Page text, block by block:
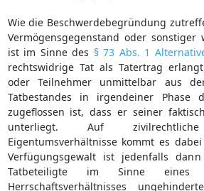
Wie die Beschwerdebegründung
Vermögensgegenstand oder sonstiger
ist im Sinne des § 73 Abs. 1
rechtswidrige Tat als Tatertrag
oder Teilnehmer unmittelbar aus
Tatbestandes in irgendeiner Phase
zugeflossen ist, dass er seiner
unterliegt. Auf
Eigentumsverhältnisse kommt es
Verfügungsgewalt ist jedenfalls
Tatbeteiligte im Sinne eines
Herrschaftsverhältnisses